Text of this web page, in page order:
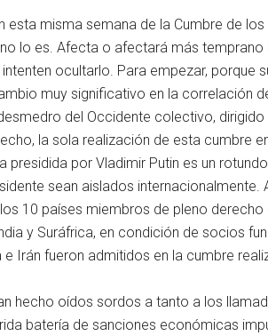
esta misma semana de la Cumbre de
lo es. Afecta o afectará más
ocultarlo. Para empezar, porque
muy significativo en la correlación
del Occidente colectivo,
la sola realización de esta cumbre
presidida por Vladimir Putin es un
sean aislados
10 países miembros de pleno
y Suráfrica, en condición de socios
e Irán fueron admitidos en la cumbre
hecho oídos sordos a tanto a los
batería de sanciones económicas